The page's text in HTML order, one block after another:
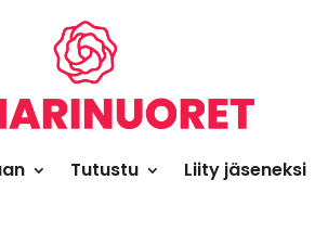
Tutustu Liity jäseneksi